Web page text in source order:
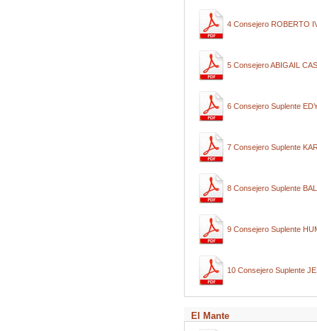
4 Consejero ROBERTO
5 Consejero ABIGAIL
6 Consejero Suplente
7 Consejero Suplente
8 Consejero Suplente
9 Consejero Suplente
10 Consejero Suplente
El Mante